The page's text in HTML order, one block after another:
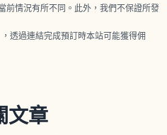
前情況有所不同。此外，我們不保證所發
透過連結完成預訂時本站可能獲得佣
文章